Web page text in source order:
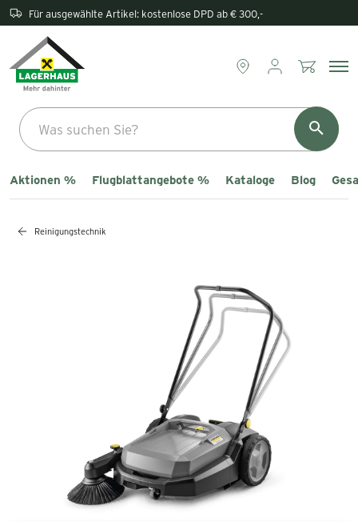
Rückgabe direkt im Lagerhaus
Aktionen % Flugblattangebote % Kataloge Blog
Reinigungstechnik